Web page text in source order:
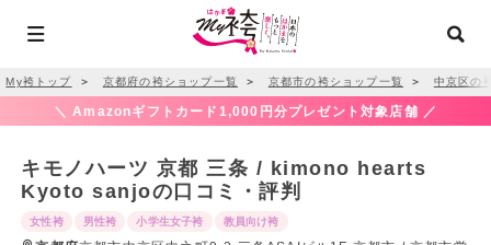
My袴トップ ＞ 京都府の袴ショップ一覧 ＞ 京都市の袴ショップ一覧 ＞ 中京区の
＼ Amazonギフトカード1,000円分プレゼント対象店舗 ／
キモノハーツ 京都 三条 / kimono hearts
Kyoto sanjoの口コミ・評判
女性袴 男性袴 小学生女子袴 教員向け袴